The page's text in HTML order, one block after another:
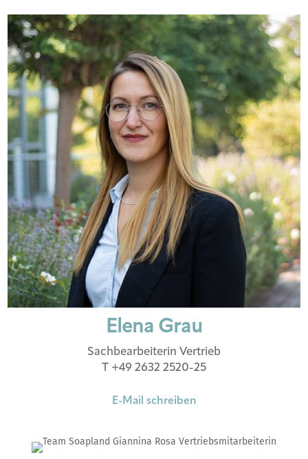
Elena Grau
Sachbearbeiterin Vertrieb
T +49 2632 2520-25
E-Mail schreiben